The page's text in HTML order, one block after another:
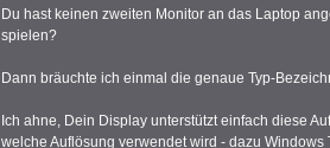
Du hast keinen zweiten Monitor an das Laptop
spielen?
Dann bräuchte ich einmal die genaue Typ-
Ich ahne, Dein Display unterstützt einfach diese
welche Auflösung verwendet wird - dazu